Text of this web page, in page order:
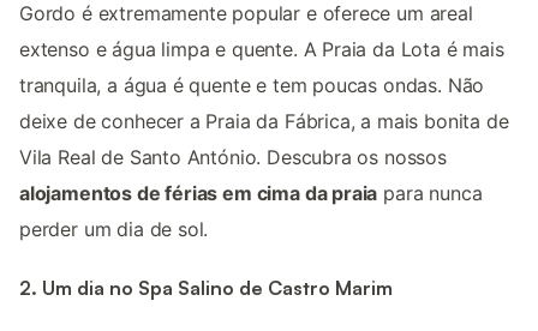
Gordo é extremamente popular e oferece um areal
extenso e água limpa e quente. A Praia da Lota é mais
tranquila, a água é quente e tem poucas ondas. Não
deixe de conhecer a Praia da Fábrica, a mais bonita de
Vila Real de Santo António. Descubra os nossos
alojamentos de férias em cima da praia para nunca
perder um dia de sol.
2. Um dia no Spa Salino de Castro Marim